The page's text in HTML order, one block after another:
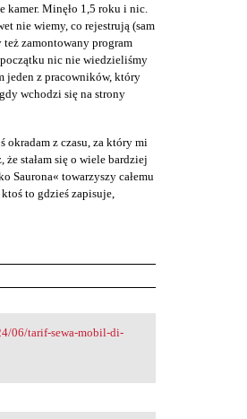
kamer. Minęło 1,5 roku i nic.
nie wiemy, co rejestrują (sam
zamontowany program
nic nie wiedzieliśmy
jeden z pracowników, który
wchodzi się na strony
okradam z czasu, za który mi
stałam się o wiele bardziej
Saurona« towarzyszy całemu
to gdzieś zapisuje,
06/tarif-sewa-mobil-di-